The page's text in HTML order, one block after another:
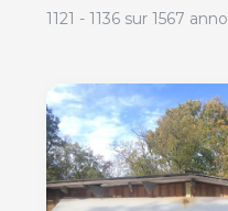
1121 - 1136 sur 1567